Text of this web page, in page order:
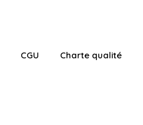
CGU Charte qualité